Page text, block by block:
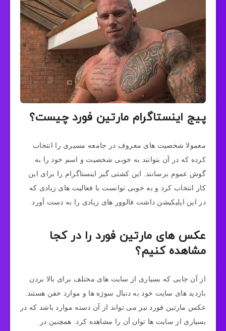
پیج اینستاگرام مارتین فورد چیست؟
معمولا شخصیت های معروف در جامعه مسیری را انتخاب
کرده که در آن بتوانند به خوبی شخصیت و اسم خود را به
گوش عموم برسانند. این کشتی گیر اینستاگرام را برای این
کار انتخاب کرد و به خوبی توانست با فعالیت های زیادی که
در این اپلیکیشن داشت فالوور های زیادی را به دست آورد.
عکس های مارتین فورد را در کجا
مشاهده کنیم؟
از آن جایی که بسیاری از سایت‌ های مختلف برای بالا بردن
بازدید های سایت خود به دنبال سوژه ها و موارد خفن هستند.
عکس مارتین فورد نیز می تواند از آن دسته موارد باشد که در
بسیاری از سایت ها توان آن را مشاهده کرد. همچنین در